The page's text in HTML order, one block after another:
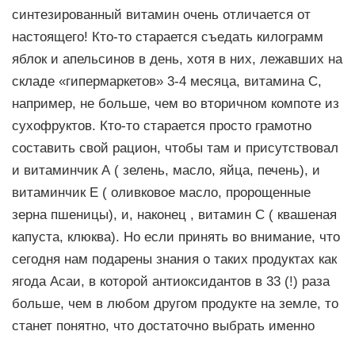
синтезированный витамин очень отличается от
настоящего! Кто-то старается съедать килограмм
яблок и апельсинов в день, хотя в них, лежавших на
складе «гипермаркетов» 3-4 месяца, витамина С,
например, не больше, чем во вторичном компоте из
сухофруктов. Кто-то старается просто грамотно
составить свой рацион, чтобы там и присутствовал
и витаминчик А ( зелень, масло, яйца, печень), и
витаминчик Е ( оливковое масло, пророщенные
зерна пшеницы), и, наконец , витамин С ( квашеная
капуста, клюква). Но если принять во внимание, что
сегодня нам подарены знания о таких продуктах как
ягода Асаи, в которой антиоксидантов в 33 (!) раза
больше, чем в любом другом продукте на земле, то
станет понятно, что достаточно выбрать именно